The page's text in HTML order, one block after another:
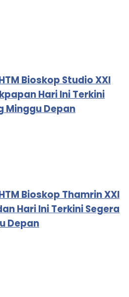
Bioskop Studio XXI
Hari Ini Terkini
Minggu Depan
Bioskop Thamrin XXI
Hari Ini Terkini Segera
Depan